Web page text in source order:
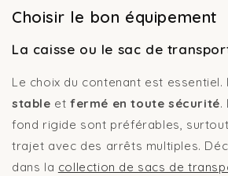
Choisir le bon équipement
La caisse ou le sac de
Le choix du contenant est essentiel.
stable etfermé en toute sécurité.
fond rigide sont préférables,
trajet avec des arrêts multiples.
dans la collection de sacs de